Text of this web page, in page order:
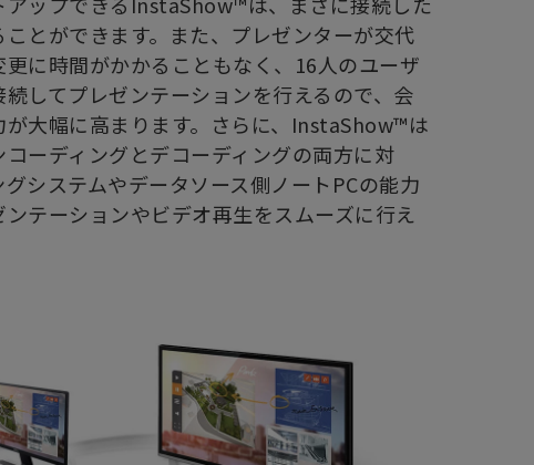
とができます。また、プレゼンターが交代
に時間がかかることもなく、16人のユーザ
してプレゼンテーションを行えるので、会
大幅に高まります。さらに、InstaShow™は
ーディングとデコーディングの両方に対
システムやデータソース側ノートPCの能力
テーションやビデオ再生をスムーズに行え